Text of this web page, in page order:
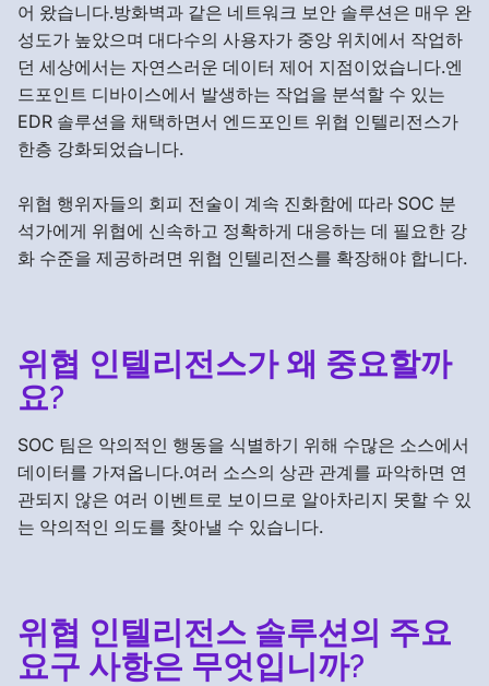
어 왔습니다.방화벽과 같은 네트워크 보안 솔루션은 매우 완
성도가 높았으며 대다수의 사용자가 중앙 위치에서 작업하
던 세상에서는 자연스러운 데이터 제어 지점이었습니다.엔
드포인트 디바이스에서 발생하는 작업을 분석할 수 있는
EDR 솔루션을 채택하면서 엔드포인트 위협 인텔리전스가
한층 강화되었습니다.
위협 행위자들의 회피 전술이 계속 진화함에 따라 SOC 분
석가에게 위협에 신속하고 정확하게 대응하는 데 필요한 강
화 수준을 제공하려면 위협 인텔리전스를 확장해야 합니다.
위협 인텔리전스가 왜 중요할까
요?
SOC 팀은 악의적인 행동을 식별하기 위해 수많은 소스에서
데이터를 가져옵니다.여러 소스의 상관 관계를 파악하면 연
관되지 않은 여러 이벤트로 보이므로 알아차리지 못할 수 있
는 악의적인 의도를 찾아낼 수 있습니다.
위협 인텔리전스 솔루션의 주요
요구 사항은 무엇입니까?